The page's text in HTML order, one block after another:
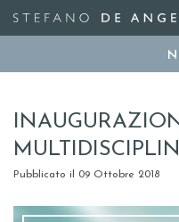
Pubblicato il 09 Ottobre 2018